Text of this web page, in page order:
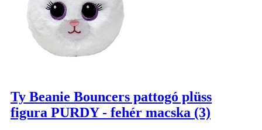
Ty Beanie Bouncers pattogó plüss
figura PURDY - fehér macska (3)